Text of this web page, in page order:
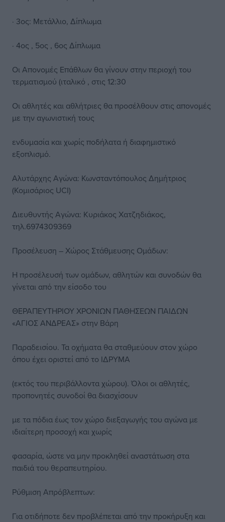
· 3ος: Μετάλλιο, Δίπλωμα
· 4ος , 5ος , 6ος Δίπλωμα
Οι Απονομές Επάθλων θα γίνουν στην περιοχή του
τερματισμού (ιταλικό , στις 12:30
Οι αθλητές και αθλήτριες θα προσέλθουν στις απονομές
με την αγωνιστική τους
ενδυμασία και χωρίς ποδήλατα ή διαφημιστικό
εξοπλισμό.
Αλυτάρχης Αγώνα: Κωνσταντόπουλος Δημήτριος
(Κομισάριος UCI)
Διευθυντής Αγώνα: Κυριάκος Χατζηδιάκος,
τηλ.6974309369
Προσέλευση – Χώρος Στάθμευσης Ομάδων:
Η προσέλευσή των ομάδων, αθλητών και συνοδών θα
γίνεται από την είσοδο του
ΘΕΡΑΠΕΥΤΗΡΙΟΥ ΧΡΟΝΙΩΝ ΠΑΘΗΣΕΩΝ ΠΑΙΔΩΝ
«ΑΓΙΟΣ ΑΝΔΡΕΑΣ» στην Βάρη
Παραδεισίου. Τα οχήματα θα σταθμεύουν στον χώρο
όπου έχει οριστεί από το ΙΔΡΥΜΑ
(εκτός του περιβάλλοντα χώρου). Όλοι οι αθλητές,
προπονητές συνοδοί θα διασχίσουν
με τα πόδια έως τον χώρο διεξαγωγής του αγώνα με
ιδιαίτερη προσοχή και χωρίς
φασαρία, ώστε να μην προκληθεί αναστάτωση στα
παιδιά του θεραπευτηρίου.
Ρύθμιση Απρόβλεπτων:
Για οτιδήποτε δεν προβλέπεται από την προκήρυξη και